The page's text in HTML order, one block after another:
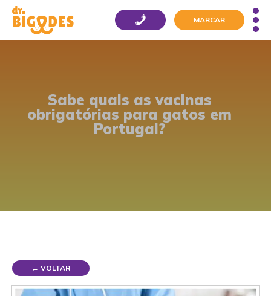
MARCAR
Sabe quais as vacinas
obrigatórias para gatos em
Portugal?
← VOLTAR